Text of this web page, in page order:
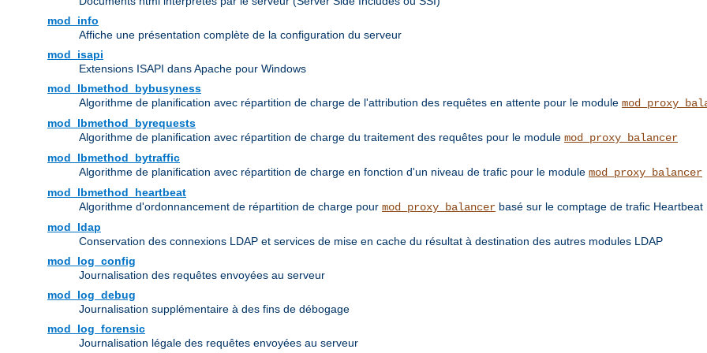
mod_info
Affiche une présentation complète de la configuration du serveur
mod_isapi
Extensions ISAPI dans Apache pour Windows
mod_lbmethod_bybusyness
Algorithme de planification avec répartition de charge de l'attribution des requêtes en attente pour le module
mod_lbmethod_byrequests
Algorithme de planification avec répartition de charge du traitement des requêtes pour le module mod_proxy_balancer
mod_lbmethod_bytraffic
Algorithme de planification avec répartition de charge en fonction d'un niveau de trafic pour le module mod_proxy_balancer
mod_lbmethod_heartbeat
Algorithme d'ordonnancement de répartition de charge pour mod_proxy_balancer basé sur le comptage de trafic Heartbeat
mod_ldap
Conservation des connexions LDAP et services de mise en cache du résultat à destination des autres modules LDAP
mod_log_config
Journalisation des requêtes envoyées au serveur
mod_log_debug
Journalisation supplémentaire à des fins de débogage
mod_log_forensic
Journalisation légale des requêtes envoyées au serveur